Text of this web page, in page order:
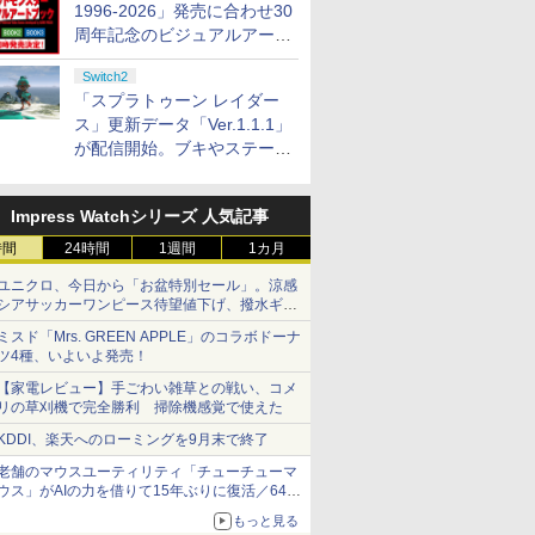
1996-2026」発売に合わせ30
周年記念のビジュアルアート
ブック3冊同時発売が決定
Switch2
「スプラトゥーン レイダー
ス」更新データ「Ver.1.1.1」
が配信開始。ブキやステージ
Impress Watchシリーズ 人気記事
24時間 1週間 1カ月
ニクロ、今日から「お盆特別セール」。涼感
アサッカーワンピース待望値下げ、撥水ギア
ョーツは1990円に
スド「Mrs. GREEN APPLE」のコラボドーナ
4種、いよいよ発売！
家電レビュー】手ごわい雑草との戦い、コメ
の草刈機で完全勝利 掃除機感覚で使えた
、楽天へのローミングを9月末で終了
舗のマウスユーティリティ「チューチューマ
ス」がAIの力を借りて15年ぶりに復活／64bit
、Windows 10/11、「Chrome」も走り回
。復活記念で2026年末まで500円
もっと見る